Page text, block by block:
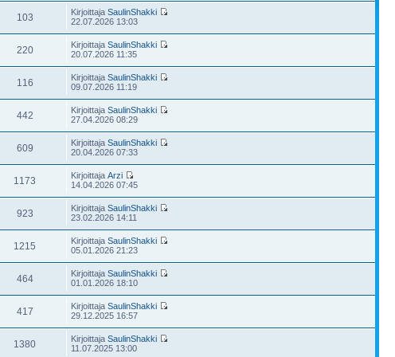
103 KirjoittajaSaulinShakki
22.07.2026 13:03
220 KirjoittajaSaulinShakki
20.07.2026 11:35
116 KirjoittajaSaulinShakki
09.07.2026 11:19
442 KirjoittajaSaulinShakki
27.04.2026 08:29
609 KirjoittajaSaulinShakki
20.04.2026 07:33
1173 KirjoittajaArzi
14.04.2026 07:45
923 KirjoittajaSaulinShakki
23.02.2026 14:11
1215 KirjoittajaSaulinShakki
05.01.2026 21:23
464 KirjoittajaSaulinShakki
01.01.2026 18:10
417 KirjoittajaSaulinShakki
29.12.2025 16:57
1380 KirjoittajaSaulinShakki
11.07.2025 13:00